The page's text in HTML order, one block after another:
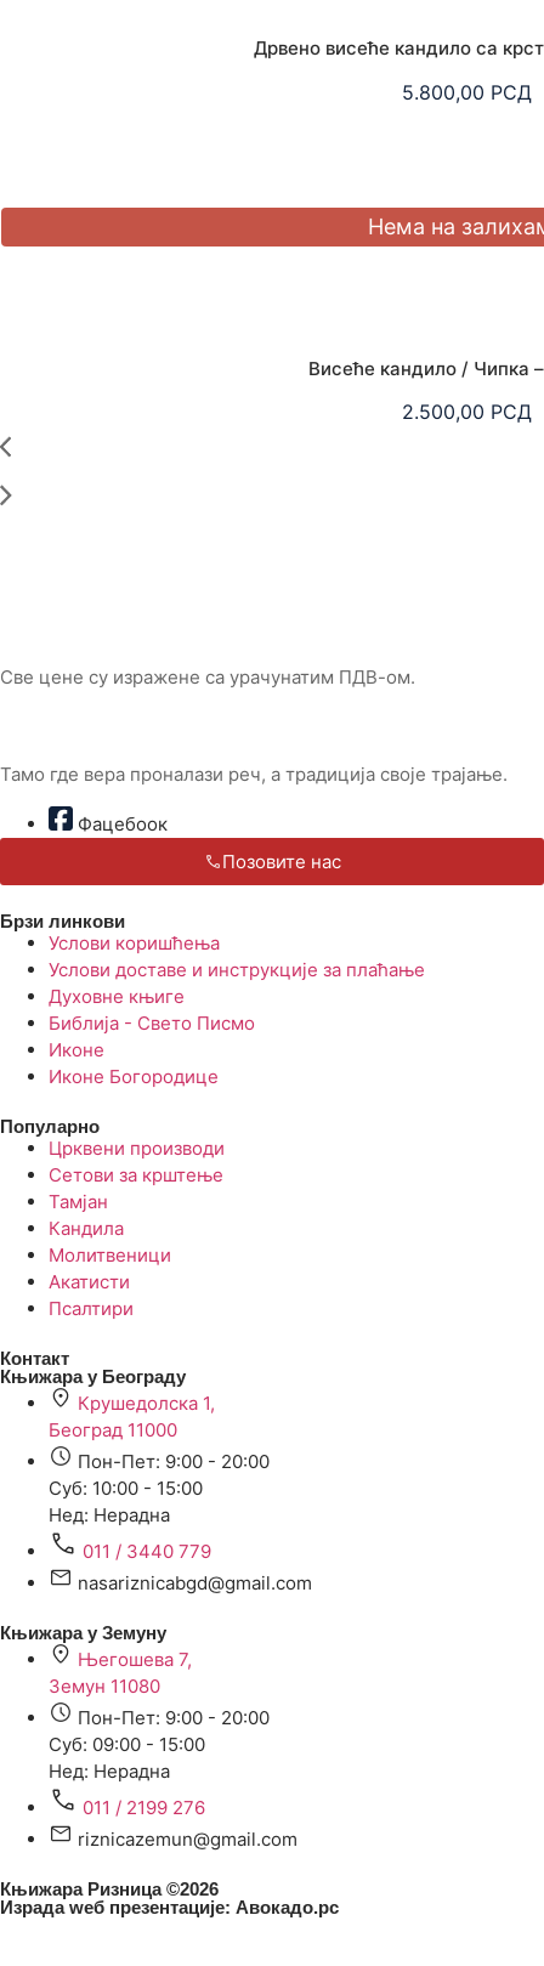
Дрвено висеће кандило са
5.800,00 РСД
Висеће кандило / Чипка
2.500,00 РСД
Све цене су изражене са урачунатим ПДВ-ом.
Тамо где вера проналази реч, а традиција своје трајање.
Фацебоок
Позовите нас
Брзи линкови
Услови коришћења
Услови доставе и инструкције за плаћање
Духовне књиге
Библија - Свето Писмо
Иконе
Иконе Богородице
Популарно
Црквени производи
Сетови за крштење
Тамјан
Кандила
Молитвеници
Акатисти
Псалтири
Контакт
Књижара у Београду
Крушедолска 1,
Београд 11000
Пон-Пет: 9:00 - 20:00
Суб: 10:00 - 15:00
Нед: Нерадна
011 / 3440 779
nasariznicabgd@gmail.com
Књижара у Земуну
Његошева 7,
Земун 11080
Пон-Пет: 9:00 - 20:00
Суб: 09:00 - 15:00
Нед: Нерадна
011 / 2199 276
riznicazemun@gmail.com
Књижара Ризница ©️2026
Израда wеб презентације: Авокадо.рс